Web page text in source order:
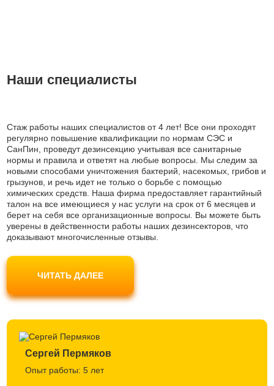
Наши специалисты
Стаж работы наших специалистов от 4 лет! Все они проходят
регулярно повышение квалификации по нормам СЭС и
СанПин, проведут дезинсекцию учитывая все санитарные
нормы и правила и ответят на любые вопросы. Мы следим за
новыми способами уничтожения бактерий, насекомых, грибов и
грызунов, и речь идет не только о борьбе с помощью
химических средств. Наша фирма предоставляет гарантийный
талон на все имеющиеся у нас услуги на срок от 6 месяцев и
берет на себя все организационные вопросы. Вы можете быть
уверены в действенности работы наших дезинсекторов, что
доказывают многочисленные отзывы.
Наши мастера используют только современные препараты
безопасные для людей и домашних животных, не являются
токсичными и одобрены Роспотребнадзором. Вы можете не
ЧИТАТЬ ДАЛЕЕ
Сергей Пермяков
Опыт работы: 5 лет